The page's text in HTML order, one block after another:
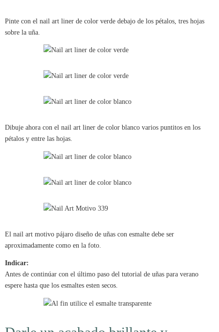
Pinte con el nail art liner de color verde debajo de los pétalos, tres hojas
sobre la uña.
Dibuje ahora con el nail art liner de color blanco varios puntitos en los
pétalos y entre las hojas.
El nail art motivo pájaro diseño de uñas con esmalte debe ser
aproximadamente como en la foto.
Indicar:
Antes de continúar con el último paso del tutorial de uñas para verano
espere hasta que los esmaltes esten secos.